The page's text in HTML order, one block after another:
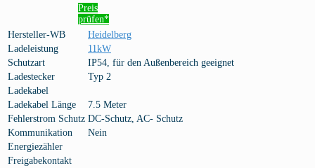
Preis
prüfen*
Hersteller-WB
Heidelberg
Ladeleistung
11kW
Schutzart
IP54, für den Außenbereich geeignet
Ladestecker
Typ 2
Ladekabel
Ladekabel Länge
7.5 Meter
Fehlerstrom Schutz DC-Schutz, AC- Schutz
Kommunikation
Nein
Energiezähler
Freigabekontakt